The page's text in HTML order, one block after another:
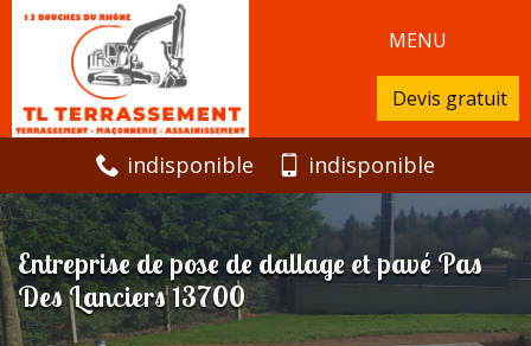
MENU
Devis gratuit
indisponible indisponible
Entreprise de pose de dallage et pavé Pas
Des Lanciers 13700